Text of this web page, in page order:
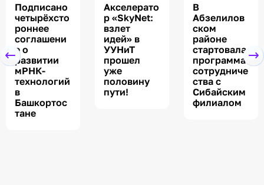
Подписано
четырёхсто
роннее
соглашени
е о
развитии
мРНК-
технологий
в
Башкортос
тане
Акселерато
р «SkyNet:
взлет
идей» в
УУНиТ
прошел
уже
половину
пути!
В
Абзелилов
ском
районе
стартовала
программа
сотрудниче
ства с
Сибайским
филиалом